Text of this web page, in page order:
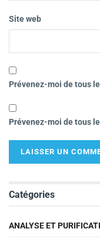
Site web
Prévenez-moi de tous
Prévenez-moi de tous
Catégories
ANALYSE ET